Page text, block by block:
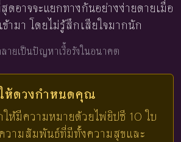
ดอาจจะแยกทางกันอย่างง่ายดายเมื่อ
ามา โดยไม่รู้สึกเสียใจมากนัก
ายเป็นปัญหาเรื้อรังในอนาคต
ห้ดวงกำหนดคุณ
ห้มีความหมายด้วยไพ่ยิปซี 10 ใบ
วามสัมพันธ์ที่มีทั้งความสุขและ